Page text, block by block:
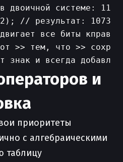
системе: 1100
// результат:
все биты кправо
>> тем, что >>
и
приоритеты
с алгебраическими
таблицу